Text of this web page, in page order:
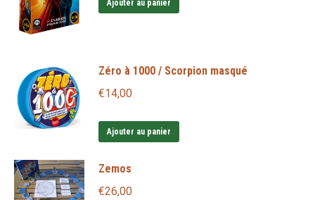
Ajouter au panier
Zéro à 1000 / Scorpion masqué
€14,00
Ajouter au panier
Zemos
€26,00